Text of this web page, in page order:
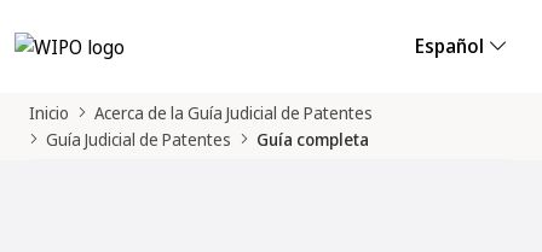
Español
Inicio
Acerca de la Guía Judicial de Patentes
Guía Judicial de Patentes
Guía completa